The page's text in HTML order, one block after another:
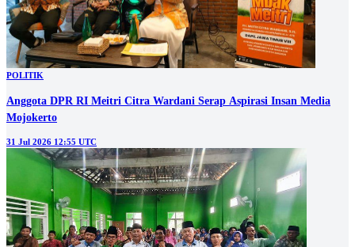
POLITIK
Anggota DPR RI Meitri Citra Wardani Serap Aspirasi Insan Media
Mojokerto
31 Jul 2026 12:55 UTC